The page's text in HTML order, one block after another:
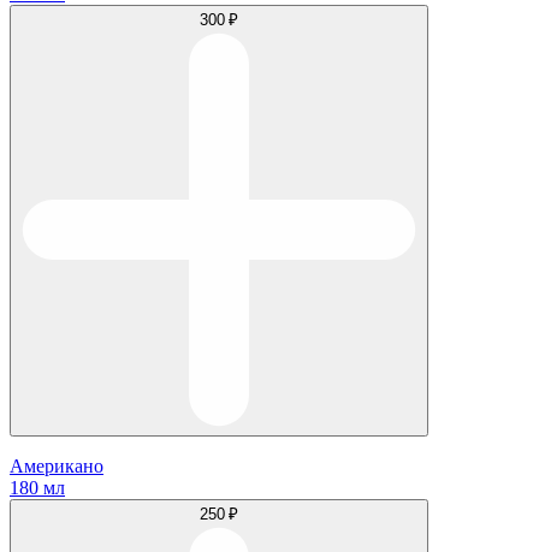
300 ₽
Американо
180 мл
250 ₽